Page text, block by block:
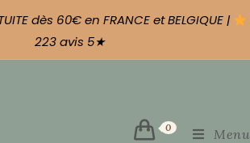
dès 60€ en FRANCE et BELGIQUE |
223 avis 5★
0 Menu